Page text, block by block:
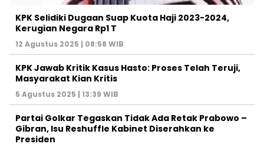
KPK Selidiki Dugaan Suap Kuota Haji 2023-2024,
Kerugian Negara Rp1 T
12 Agustus 2025 | 08:58 WIB
KPK Jawab Kritik Kasus Hasto: Proses Telah Teruji,
Masyarakat Kian Kritis
5 Agustus 2025 | 13:39 WIB
Partai Golkar Tegaskan Tidak Ada Retak Prabowo –
Gibran, Isu Reshuffle Kabinet Diserahkan ke
Presiden